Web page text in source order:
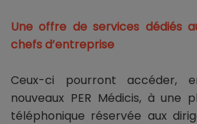
Une offre de services dédiés
chefs d’entreprise
Ceux-ci pourront accéder,
nouveaux PER Médicis, à une
téléphonique réservée aux